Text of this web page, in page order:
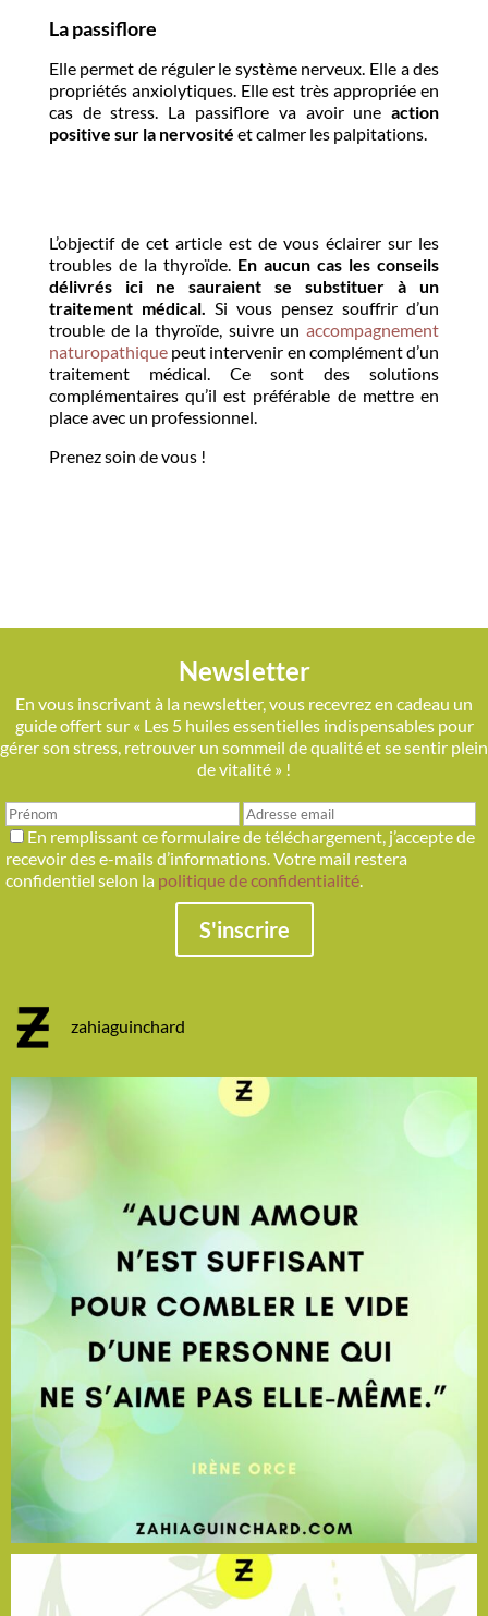
La passiflore
Elle permet de réguler le système nerveux. Elle a des
propriétés anxiolytiques. Elle est très appropriée en
cas de stress. La passiflore va avoir uneaction
positive sur la nervosité et calmer les palpitations.
L’objectif de cet article est de vous éclairer sur les
troubles de la thyroïde. En aucun cas les conseils
délivrés ici ne sauraient se substituer à un
traitement médical. Si vous pensez souffrir d’un
trouble de la thyroïde, suivre unaccompagnement
naturopathiquepeut intervenir en complément d’un
traitement médical. Ce sont des solutions
complémentaires qu’il est préférable de mettre en
place avec un professionnel.
Prenez soin de vous !
Newsletter
En vous inscrivant à la newsletter, vous recevrez en cadeau un
guide offert sur « Les 5 huiles essentielles indispensables pour
gérer son stress, retrouver un sommeil de qualité et se sentir plein
de vitalité » !
En remplissant ce formulaire de téléchargement, j’accepte de
recevoir des e-mails d’informations. Votre mail restera
confidentiel selon la politique de confidentialité.
S'inscrire
zahiaguinchard